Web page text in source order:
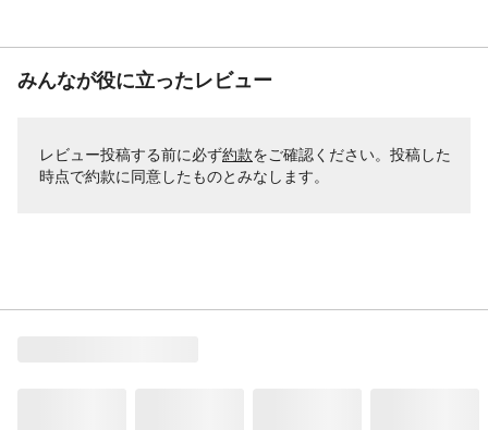
みんなが役に立ったレビュー
レビュー投稿する前に必ず約款をご確認ください。投稿した
時点で約款に同意したものとみなします。